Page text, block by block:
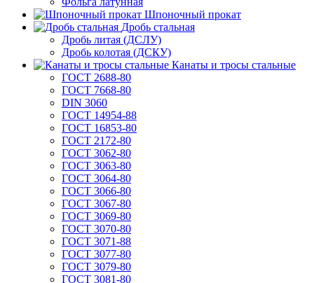
Шпоночный прокат
Дробь стальная
Дробь литая (ДСЛУ)
Дробь колотая (ДСКУ)
Канаты и тросы стальные
ГОСТ 2688-80
ГОСТ 7668-80
DIN 3060
ГОСТ 14954-88
ГОСТ 16853-80
ГОСТ 2172-80
ГОСТ 3062-80
ГОСТ 3063-80
ГОСТ 3064-80
ГОСТ 3066-80
ГОСТ 3067-80
ГОСТ 3069-80
ГОСТ 3070-80
ГОСТ 3071-88
ГОСТ 3077-80
ГОСТ 3079-80
ГОСТ 3081-80